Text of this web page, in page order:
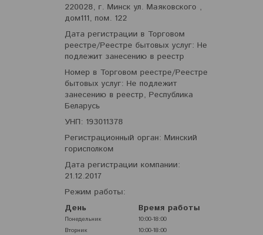
220028, г. Минск ул. Маяковского ,
дом111, пом. 122
Дата регистрации в Торговом
реестре/Реестре бытовых услуг: Не
подлежит занесению в реестр
Номер в Торговом реестре/Реестре
бытовых услуг: Не подлежит
занесению в реестр, Республика
Беларусь
УНП: 193011378
Регистрационный орган: Минский
горисполком
Дата регистрации компании:
21.12.2017
Режим работы:
День
Время работы
Понедельник
10:00-18:00
Вторник
10:00-18:00